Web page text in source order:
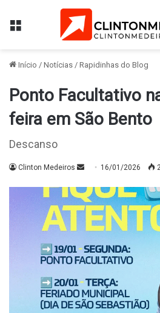
Menu
Início / Notícias / Rapidinhas do Blog
Ponto Facultativo
feira em São Bento
Descanso
Clinton Medeiros
Mande
e-
mail
16/01/2026